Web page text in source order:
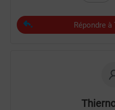
Répondre à